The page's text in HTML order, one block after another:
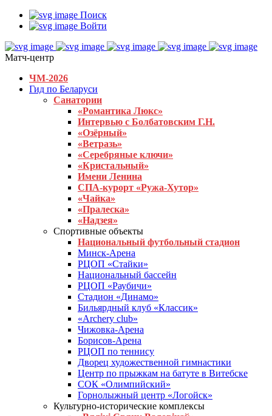
Поиск
Войти
Матч-центр
ЧМ-2026
Гид по Беларуси
Санатории
«Романтика Люкс»
Интервью с Болбатовским Г.Н.
«Озёрный»
«Ветразь»
«Серебряные ключи»
«Кристальный»
Имени Ленина
СПА-курорт «Ружа-Хутор»
«Чайка»
«Пралеска»
«Надзея»
Спортивные объекты
Национальный футбольный стадион
Минск-Арена
РЦОП «Стайки»
Национальный бассейн
РЦОП «Раубичи»
Стадион «Динамо»
Бильярдный клуб «Классик»
«Archery club»
Чижовка-Арена
Борисов-Арена
РЦОП по теннису
Дворец художественной гимнастики
Центр по прыжкам на батуте в Витебске
СОК «Олимпийский»
Горнолыжный центр «Логойск»
Культурно-исторические комплексы